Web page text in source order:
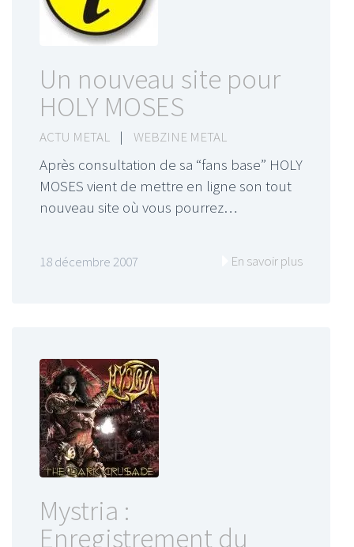
Un nouveau site pour
HOLY MOSES
ACTU METAL | WEBZINE METAL
Après consultation de sa “fans base” HOLY
MOSES vient de mettre en ligne son tout
nouveau site où vous pourrez…
18 décembre 2007 En savoir plus
Mystria :
Enregistrement du